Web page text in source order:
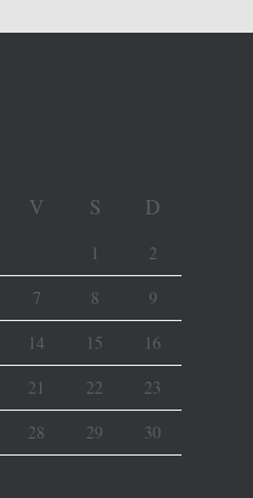
V S D
1
2
7 8
9
14 15
16
21 22
23
28 29
30